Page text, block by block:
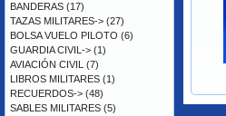
BANDERAS (17)
TAZAS MILITARES-> (27)
BOLSA VUELO PILOTO (6)
GUARDIA CIVIL-> (1)
AVIACIÓN CIVIL (7)
LIBROS MILITARES (1)
RECUERDOS-> (48)
SABLES MILITARES (5)